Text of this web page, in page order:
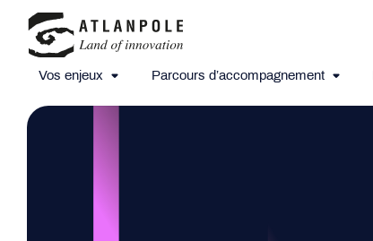
Vos enjeux Parcours d’accompagnement